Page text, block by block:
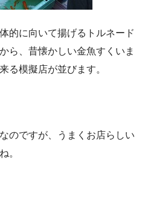
的に向いて揚げるトルネード
ら、昔懐かしい金魚すくいま
る模擬店が並びます。
のですが、うまくお店らしい
。